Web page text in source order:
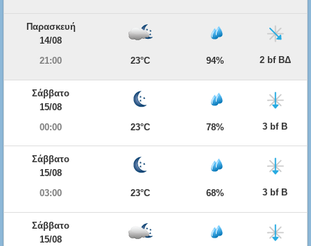
Παρασκευή
14/08
21:00
23°C 94% 2 bf ΒΔ
Σάββατο
15/08
00:00
23°C 78% 3 bf Β
Σάββατο
15/08
03:00
23°C 68% 3 bf Β
Σάββατο
15/08